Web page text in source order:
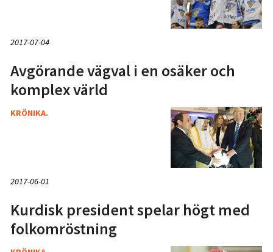
2017-07-04
Avgörande vägval i en osäker och
komplex värld
KRÖNIKA.
2017-06-01
Kurdisk president spelar högt med
folkomröstning